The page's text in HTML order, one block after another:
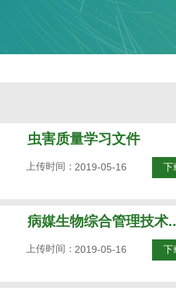
虫害质量学习文件
2019-05-16
上传时间： 下
病媒生物综合管理技术
2019-05-16
上传时间： 下